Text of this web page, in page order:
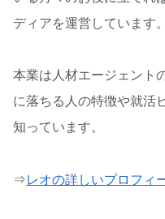
ディアを運営しています。
本業は人材エージェント
に落ちる人の特徴や就活
知っています。
⇒レオの詳しいプロフィ